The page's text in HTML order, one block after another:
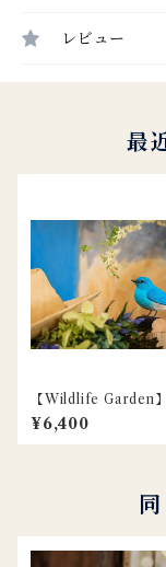
レビュー
最
【Wildlife Garden
rd 本物の木彫りの小
ルリツグミ /
¥6,400